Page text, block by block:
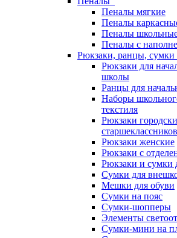
Пеналы мягкие
Пеналы
Пеналы
Пеналы с
Рюкзаки, ранцы, сумки
Рюкзаки для
школы
Ранцы для
Наборы
текстиля
Рюкзаки
Рюкзаки женские
Рюкзаки с
Рюкзаки и сумки
Сумки для
Мешки для обуви
Сумки на пояс
Сумки-шопперы
Элементы
Сумки-мини на